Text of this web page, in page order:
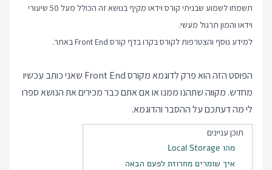
תשמחו לשמוע שבניתי קורס וידאו מקיף בנושא זה הכולל מעל 50 שיעורי
וידאו והמון תרגול מעשי.
למידע נוסף והצטרפות לקורס בקרו בדף קורס Front End באתר.
הפוסט הזה הוא פרק לדוגמא מקורס Front End שאני כותב עכשיו
מחדש. מקווה שתהנו ממנו או אם אתם כבר מכירים את הנושא ספרו
לי מה דעתכם על ההסבר והדוגמא.
תוכן עניינים
מהו Local Storage
איך שומרים מחרוזת לפעם הבאה